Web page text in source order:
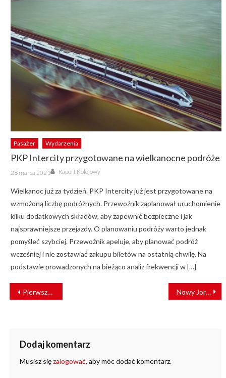
Pasażer Wydarzenia
PKP Intercity przygotowane na wielkanocne podróże
Posted
on
28 marca 2021 Author
Raport Kolejowy
Wielkanoc już za tydzień. PKP Intercity już jest przygotowane na
wzmożoną liczbę podróżnych. Przewoźnik zaplanował uruchomienie
kilku dodatkowych składów, aby zapewnić bezpieczne i jak
najsprawniejsze przejazdy. O planowaniu podróży warto jednak
pomyśleć szybciej. Przewoźnik apeluje, aby planować podróż
wcześniej i nie zostawiać zakupu biletów na ostatnią chwilę. Na
podstawie prowadzonych na bieżąco analiz frekwencji w […]
NAWIGACJA
WPISU
Pierwsza pomoc w tramwaju. Gdańszczanka uratowała pasażerowi życie Nowy Jork wciąż bez tramwaju
Dodaj komentarz
Musisz sięzalogować, aby móc dodać komentarz.